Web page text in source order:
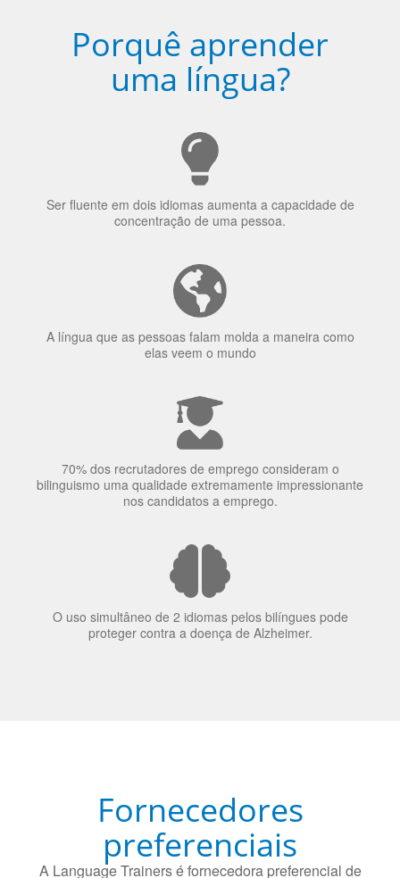
Porquê aprender
uma língua?
Ser fluente em dois idiomas aumenta a capacidade de
concentração de uma pessoa.
A língua que as pessoas falam molda a maneira como
elas veem o mundo
70% dos recrutadores de emprego consideram o
bilinguismo uma qualidade extremamente impressionante
nos candidatos a emprego.
O uso simultâneo de 2 idiomas pelos bilíngues pode
proteger contra a doença de Alzheimer.
Fornecedores
preferenciais
A Language Trainers é fornecedora preferencial de
cursos para